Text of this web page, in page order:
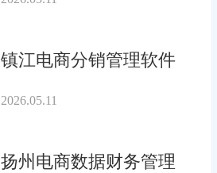
镇江电商分销管理软件
2026.05.11
扬州电商数据财务管理